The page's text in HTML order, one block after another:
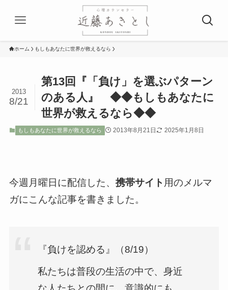
ホーム もしもあなたに世界が救えるなら
第13回『「負け」を選ぶパターン
のある人』 ◆◆もしもあなたに
世界が救えるなら◆◆
2013
8/21
もしもあなたに世界が救えるなら 2013年8月21日 2025年1月8日
今週月曜日に配信した、 携帯サイト 用のメルマ
ガにこんな記事を書きました。
『負けを認める』（8/19）
私たちは普段の生活の中で、身近